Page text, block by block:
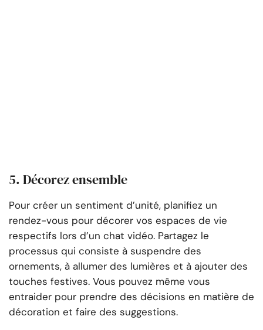
5. Décorez ensemble
Pour créer un sentiment d’unité, planifiez un
rendez-vous pour décorer vos espaces de vie
respectifs lors d’un chat vidéo. Partagez le
processus qui consiste à suspendre des
ornements, à allumer des lumières et à ajouter des
touches festives. Vous pouvez même vous
entraider pour prendre des décisions en matière de
décoration et faire des suggestions.